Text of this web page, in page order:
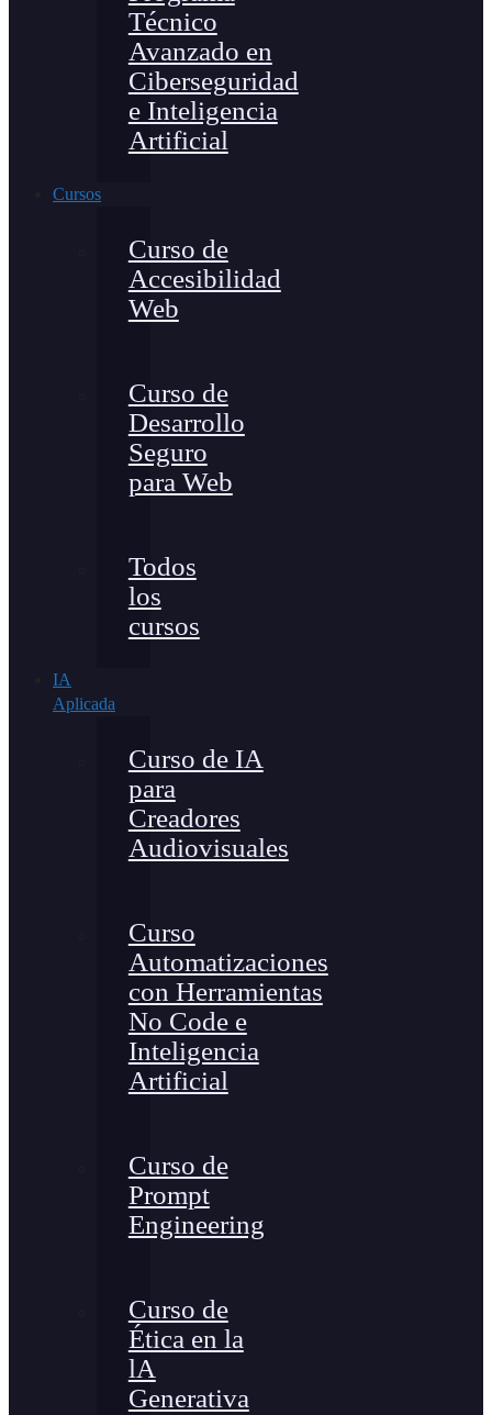
Técnico
Avanzado en
Ciberseguridad
e Inteligencia
Artificial
Cursos
Curso de
Accesibilidad
Web
Curso de
Desarrollo
Seguro
para Web
Todos
los
cursos
IA
Aplicada
Curso de IA
para
Creadores
Audiovisuales
Curso
Automatizaciones
con Herramientas
No Code e
Inteligencia
Artificial
Curso de
Prompt
Engineering
Curso de
Ética en la
lA
Generativa